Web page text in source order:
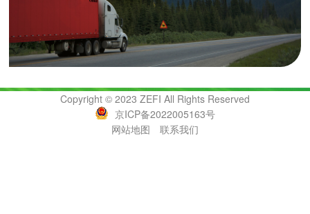
Copyright © 2023 ZEFI All Rights Reserved
京ICP备2022005163号
网站地图
联系我们